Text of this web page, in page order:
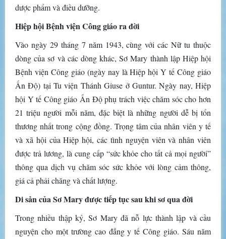
dược phẩm và điều dưỡng.
Hiệp hội Bệnh viện Công giáo ra đời
Vào ngày 29 tháng 7 năm 1943, cùng với các Nữ tu thuộc
dòng của sơ và các dòng khác, Sơ Mary thành lập Hiệp hội
Bệnh viện Công giáo (ngày nay là Hiệp hội Y tế Công giáo
Ấn Độ) tại Tu viện Thánh Giuse ở Guntur. Ngày nay, Hiệp
hội Y tế Công giáo Ấn Độ phụ trách việc chăm sóc cho hơn
21 triệu người mỗi năm, đặc biệt là những người dễ bị tổn
thương nhất trong cộng đồng. Trọng tâm của nhân viên y tế
và xã hội của Hiệp hội, các tình nguyện viên và nhân viên
được trả lương, là cung cấp “sức khỏe cho tất cả mọi người”
thông qua dịch vụ chăm sóc sức khỏe với lòng cảm thông,
giá cả phải chăng và chất lượng.
Di sản của Sơ Mary được tiếp tục sau khi sơ qua đời
Trong nhiều thập kỷ, Sơ Mary đã nỗ lực thành lập và cầu
nguyện cho một trường cao đẳng y tế Công giáo. Sáu năm